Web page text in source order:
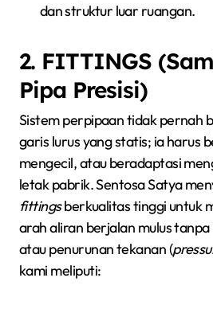
dan struktur luar ruangan.
2. FITTINGS
Pipa Presisi)
Sistem perpipaan tidak pernah
garis lurus yang statis; ia harus
mengecil, atau beradaptasi
letak pabrik. Sentosa Satya
fittingsberkualitas tinggi untuk
arah aliran berjalan mulus
atau penurunan tekanan (
kami meliputi: